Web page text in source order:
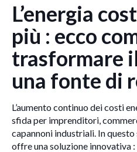
L’energia
più : ecco
trasformare
una fonte di
L’aumento continuo dei costi
sfida per imprenditori,
capannoni industriali. In questo
offre una soluzione